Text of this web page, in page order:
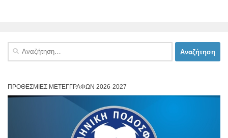
Αναζήτηση
ΠΡΟΘΕΣΜΊΕΣ ΜΕΤΕΓΓΡΑΦΏΝ 2026-2027